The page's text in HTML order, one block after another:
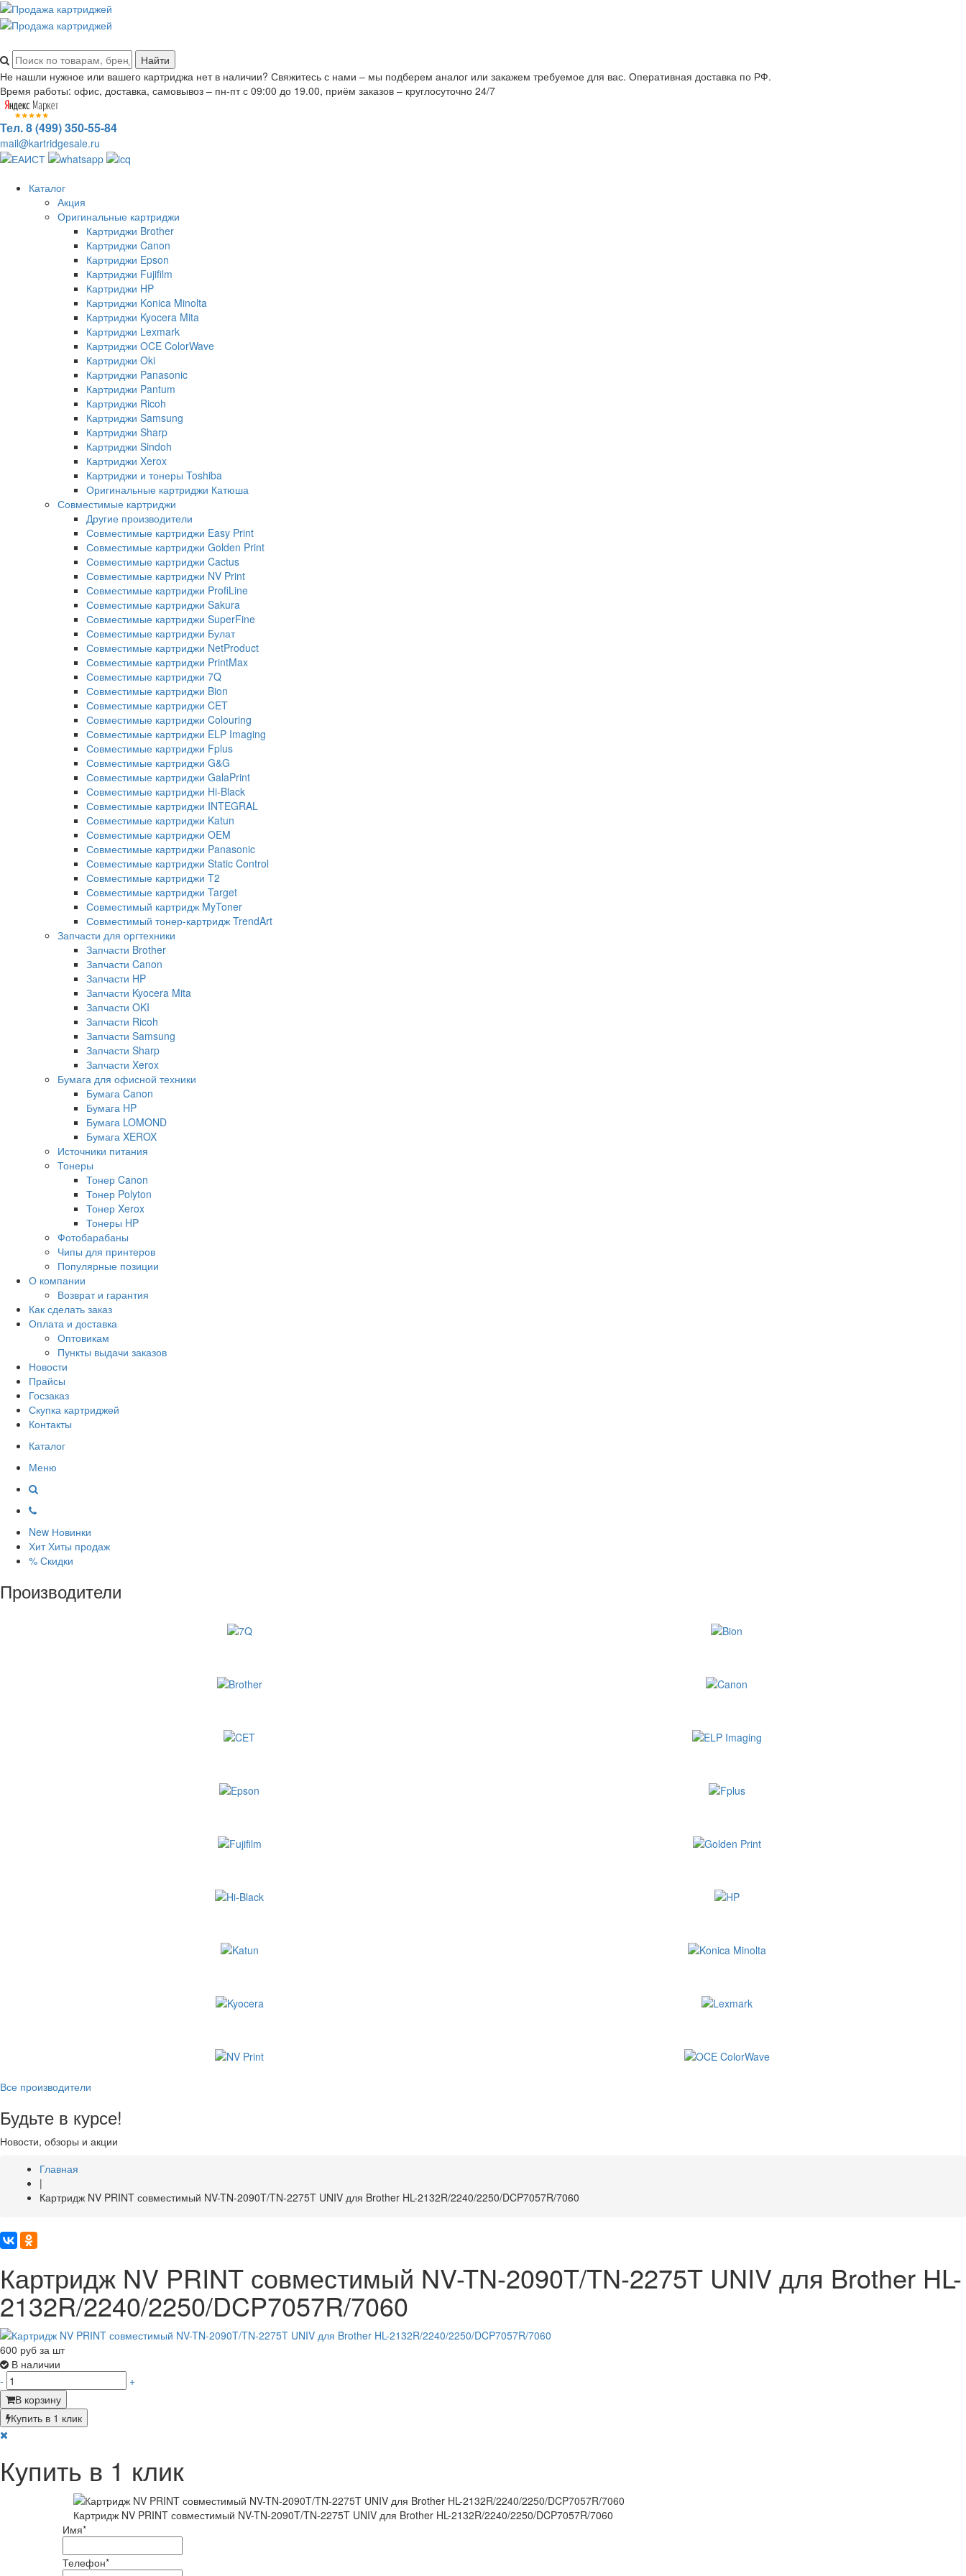
Не нашли нужное или вашего картриджа нет в наличии? Свяжитесь с нами – мы подберем аналог или закажем требуемое для вас. Оперативная доставка по РФ.
Время работы: офис, доставка, самовывоз – пн-пт с 09:00 до 19.00, приём заказов – круглосуточно 24/7
Тел. 8 (499) 350-55-84
mail@kartridgesale.ru
Каталог
Акция
Оригинальные картриджи
Картриджи Brother
Картриджи Canon
Картриджи Epson
Картриджи Fujifilm
Картриджи HP
Картриджи Konica Minolta
Картриджи Kyocera Mita
Картриджи Lexmark
Картриджи OCE ColorWave
Картриджи Oki
Картриджи Panasonic
Картриджи Pantum
Картриджи Ricoh
Картриджи Samsung
Картриджи Sharp
Картриджи Sindoh
Картриджи Xerox
Картриджи и тонеры Toshiba
Оригинальные картриджи Катюша
Совместимые картриджи
Другие производители
Совместимые картриджи Easy Print
Совместимые картриджи Golden Print
Совместимые картриджи Cactus
Совместимые картриджи NV Print
Совместимые картриджи ProfiLine
Совместимые картриджи Sakura
Совместимые картриджи SuperFine
Совместимые картриджи Булат
Совместимые картриджи NetProduct
Совместимые картриджи PrintMax
Совместимые картриджи 7Q
Совместимые картриджи Bion
Совместимые картриджи CET
Совместимые картриджи Colouring
Совместимые картриджи ELP Imaging
Совместимые картриджи Fplus
Совместимые картриджи G&G
Совместимые картриджи GalaPrint
Совместимые картриджи Hi-Black
Совместимые картриджи INTEGRAL
Совместимые картриджи Katun
Совместимые картриджи OEM
Совместимые картриджи Panasonic
Совместимые картриджи Static Control
Совместимые картриджи T2
Совместимые картриджи Target
Совместимый картридж MyToner
Совместимый тонер-картридж TrendArt
Запчасти для оргтехники
Запчасти Brother
Запчасти Canon
Запчасти HP
Запчасти Kyocera Mita
Запчасти OKI
Запчасти Ricoh
Запчасти Samsung
Запчасти Sharp
Запчасти Xerox
Бумага для офисной техники
Бумага Canon
Бумага HP
Бумага LOMOND
Бумага XEROX
Источники питания
Тонеры
Тонер Canon
Тонер Polyton
Тонер Xerox
Тонеры HP
Фотобарабаны
Чипы для принтеров
Популярные позиции
О компании
Возврат и гарантия
Как сделать заказ
Оплата и доставка
Оптовикам
Пункты выдачи заказов
Новости
Прайсы
Госзаказ
Скупка картриджей
Контакты
Каталог
Меню
New Новинки
Хит Хиты продаж
% Скидки
Производители
Все производители
Будьте в курсе!
Новости, обзоры и акции
Главная
|
Картридж NV PRINT совместимый NV-TN-2090T/TN-2275T UNIV для Brother HL-2132R/2240/2250/DCP7057R/7060
Картридж NV PRINT совместимый NV-TN-2090T/TN-2275T UNIV для Brother HL-
2132R/2240/2250/DCP7057R/7060
600 руб за шт
В наличии
-
+
В корзину
Купить в 1 клик
Купить в 1 клик
Картридж NV PRINT совместимый NV-TN-2090T/TN-2275T UNIV для Brother HL-2132R/2240/2250/DCP7057R/7060
Имя*
Телефон*